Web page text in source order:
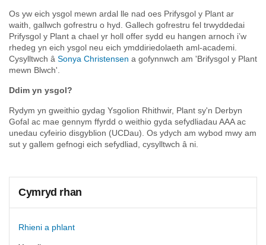
Os yw eich ysgol mewn ardal lle nad oes Prifysgol y Plant ar
waith, gallwch gofrestru o hyd. Gallech gofrestru fel trwyddedai
Prifysgol y Plant a chael yr holl offer sydd eu hangen arnoch i’w
rhedeg yn eich ysgol neu eich ymddiriedolaeth aml-academi.
Cysylltwch â Sonya Christensen a gofynnwch am 'Brifysgol y Plant
mewn Blwch'.
Ddim yn ysgol?
Rydym yn gweithio gydag Ysgolion Rhithwir, Plant sy'n Derbyn
Gofal ac mae gennym ffyrdd o weithio gyda sefydliadau AAA ac
unedau cyfeirio disgyblion (UCDau). Os ydych am wybod mwy am
sut y gallem gefnogi eich sefydliad, cysylltwch â ni.
Cymryd rhan
Rhieni a phlant